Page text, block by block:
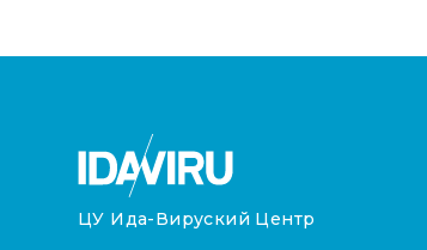
ЦУ Ида-Вируский Центр